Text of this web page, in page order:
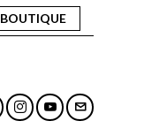
BOUTIQUE